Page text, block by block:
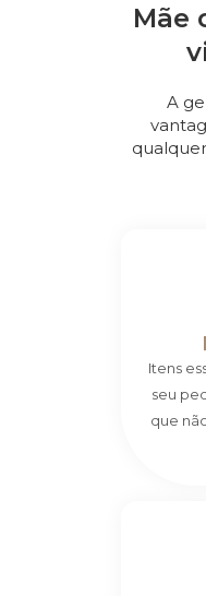
Mãe
A
Itens
seu
que